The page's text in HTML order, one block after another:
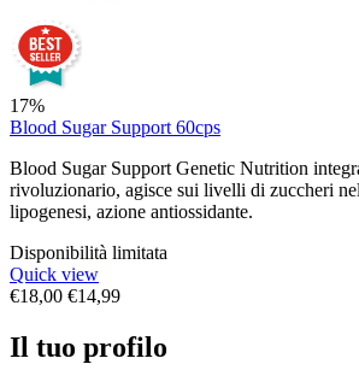
17%
Blood Sugar Support 60cps
Blood Sugar Support Genetic Nutrition
rivoluzionario, agisce sui livelli di zuccheri
lipogenesi, azione antiossidante.
Disponibilità limitata
Quick view
€18,00 €14,99
Il tuo profilo